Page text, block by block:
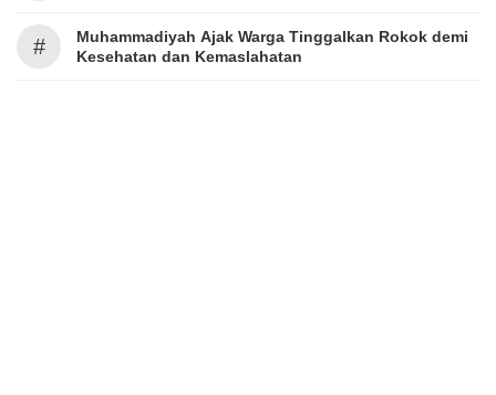
#
Muhammadiyah Ajak Warga Tinggalkan Rokok demi
Kesehatan dan Kemaslahatan